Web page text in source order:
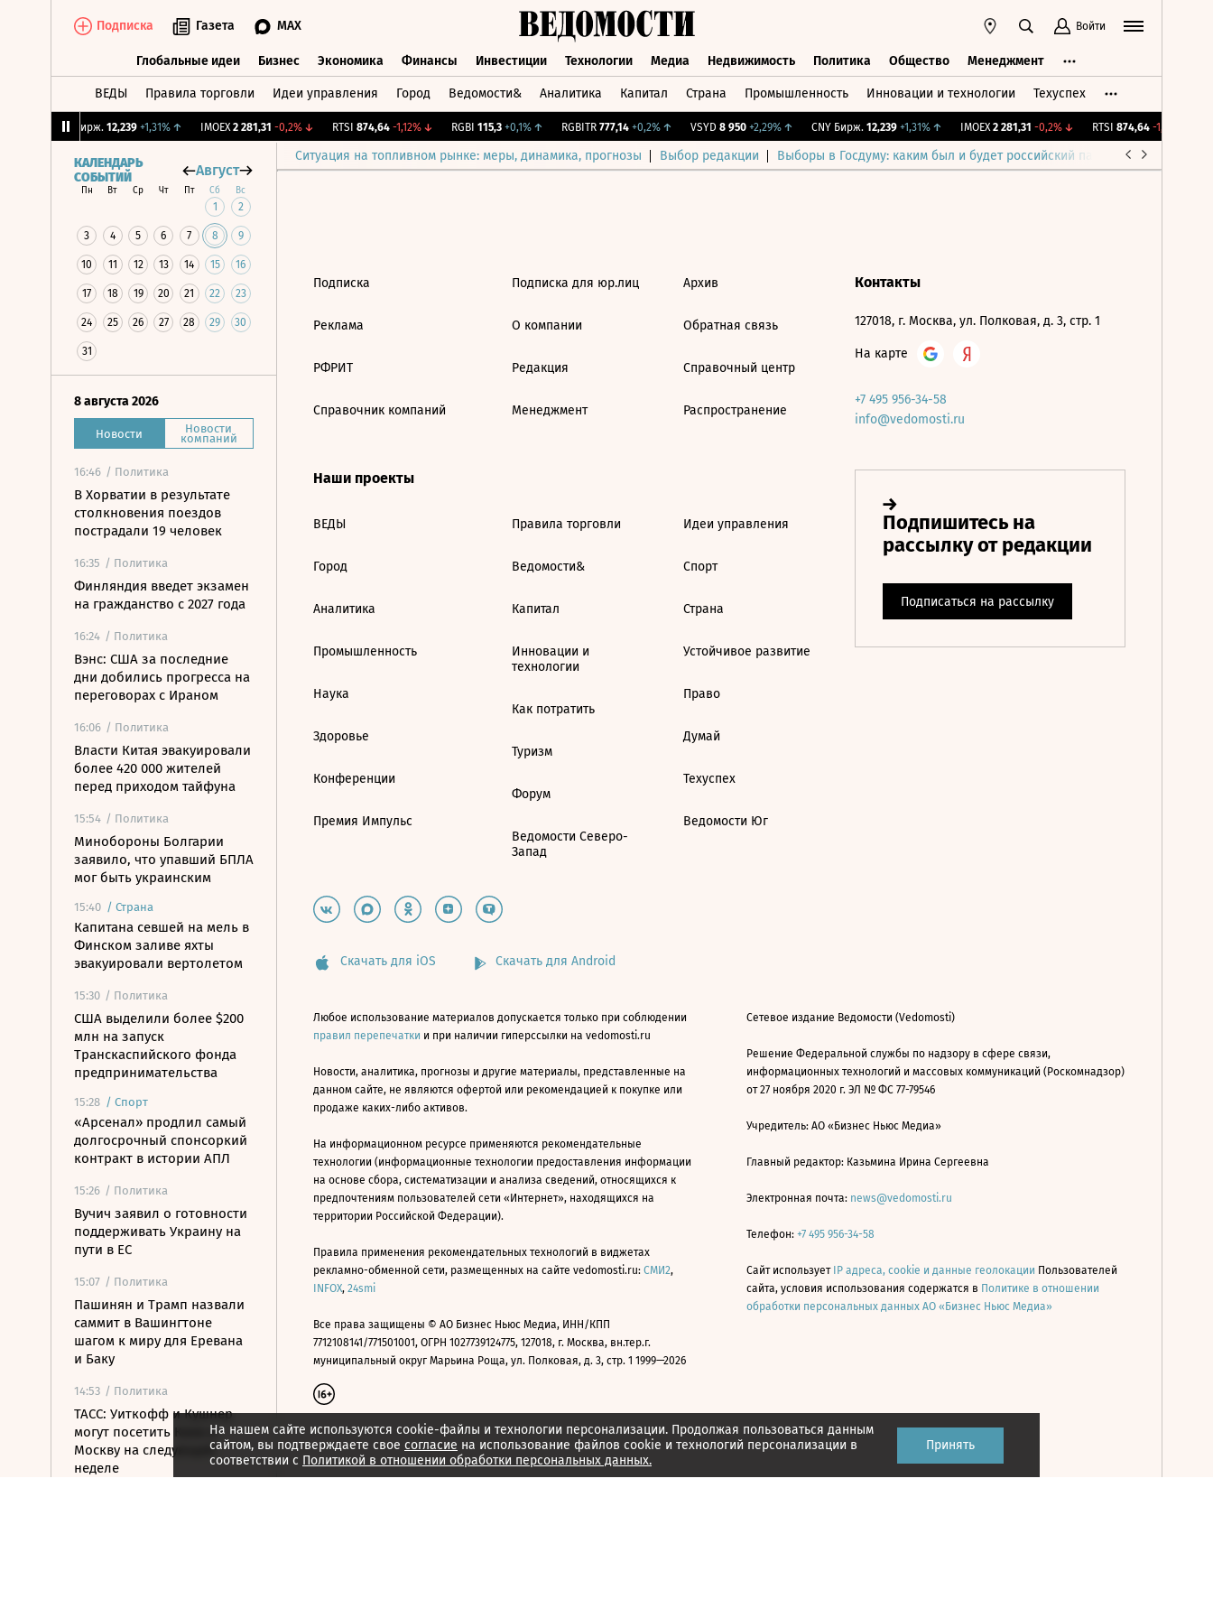
Подписка Газета MAX Войти
Глобальные идеи Бизнес Экономика Финансы Инвестиции Технологии Медиа Недвижимость Политика Общество Менеджмент
ВЕДЫ Правила торговли Идеи управления Город Ведомости& Аналитика Капитал Страна Промышленность Инновации и технологии Техуспех
CNY Бирж. 12,239 +1,31%↑ IMOEX 2 281,31 -0,2%↓ RTSI 874,64 -1,12%↓ RGBI 115,3 +0,1%↑ RGBITR 777,14 +0,2%↑ VSYD 8 950 +2,29%↑ CNY Бирж. 12,239 +1,31%↑ IMOEX 2 281,31 -0,2%↓ RTSI 874,64 -1,12%
Ситуация на топливном рынке: меры, динамика, прогнозы Выбор редакции Выборы в Госдуму: каким был и будет российский парламент
КАЛЕНДАРЬ
СОБЫТИЙ
Август
Пн Вт Ср Чт Пт Сб Вс
1 2
3 4 5 6 7 8 9
10 11 12 13 14 15 16
17 18 19 20 21 22 23
24 25 26 27 28 29 30
31
8 августа 2026
Новости Новости
компаний
16:46 / Политика
В Хорватии в результате
столкновения поездов
пострадали 19 человек
16:35 / Политика
Финляндия введет экзамен
на гражданство с 2027 года
16:24 / Политика
Вэнс: США за последние
дни добились прогресса на
переговорах с Ираном
16:06 / Политика
Власти Китая эвакуировали
более 420 000 жителей
перед приходом тайфуна
15:54 / Политика
Минобороны Болгарии
заявило, что упавший БПЛА
мог быть украинским
15:40 / Страна
Капитана севшей на мель в
Финском заливе яхты
эвакуировали вертолетом
15:30 / Политика
США выделили более $200
млн на запуск
Транскаспийского фонда
предпринимательства
15:28 / Спорт
«Арсенал» продлил самый
долгосрочный спонсоркий
контракт в истории АПЛ
15:26 / Политика
Вучич заявил о готовности
поддерживать Украину на
пути в ЕС
15:07 / Политика
Пашинян и Трамп назвали
саммит в Вашингтоне
шагом к миру для Еревана
и Баку
14:53 / Политика
ТАСС: Уиткофф и Кушнер
могут посетить Киев и
Москву на следующей
неделе
На нашем сайте используются cookie-файлы и технологии персонализации. Продолжая пользоваться данным
сайтом, вы подтверждаете свое согласие на использование файлов cookie и технологий персонализации в
соответствии с Политикой в отношении обработки персональных данных.
Принять
Подписка
Реклама
РФРИТ
Справочник компаний
Подписка для юр.лиц
О компании
Редакция
Менеджмент
Архив
Обратная связь
Справочный центр
Распространение
Наши проекты
ВЕДЫ
Город
Аналитика
Промышленность
Наука
Здоровье
Конференции
Премия Импульс
Правила торговли
Ведомости&
Капитал
Инновации и
технологии
Как потратить
Туризм
Форум
Ведомости Северо-
Запад
Идеи управления
Спорт
Страна
Устойчивое развитие
Право
Думай
Техуспех
Ведомости Юг
Контакты
127018, г. Москва, ул. Полковая, д. 3, стр. 1
На карте
+7 495 956-34-58
info@vedomosti.ru
Скачать для iOS Скачать для Android
Любое использование материалов допускается только при соблюдении
правил перепечатки и при наличии гиперссылки на vedomosti.ru
Новости, аналитика, прогнозы и другие материалы, представленные на
данном сайте, не являются офертой или рекомендацией к покупке или
продаже каких-либо активов.
На информационном ресурсе применяются рекомендательные
технологии (информационные технологии предоставления информации
на основе сбора, систематизации и анализа сведений, относящихся к
предпочтениям пользователей сети «Интернет», находящихся на
территории Российской Федерации).
Правила применения рекомендательных технологий в виджетах
рекламно-обменной сети, размещенных на сайте vedomosti.ru: СМИ2,
INFOX, 24smi
Все права защищены © АО Бизнес Ньюс Медиа, ИНН/КПП
7712108141/771501001, ОГРН 1027739124775, 127018, г. Москва, вн.тер.г.
муниципальный округ Марьина Роща, ул. Полковая, д. 3, стр. 1 1999—2026
Сетевое издание Ведомости (Vedomosti)
Решение Федеральной службы по надзору в сфере связи,
информационных технологий и массовых коммуникаций (Роскомнадзор)
от 27 ноября 2020 г. ЭЛ № ФС 77-79546
Учредитель: АО «Бизнес Ньюс Медиа»
Главный редактор: Казьмина Ирина Сергеевна
Электронная почта: news@vedomosti.ru
Телефон: +7 495 956-34-58
Сайт использует IP адреса, cookie и данные геолокации Пользователей
сайта, условия использования содержатся в Политике в отношении
обработки персональных данных АО «Бизнес Ньюс Медиа»